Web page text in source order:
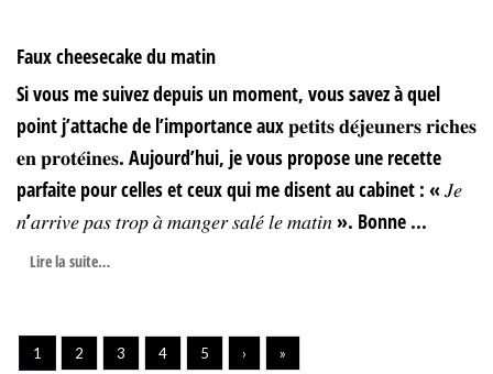
Faux cheesecake du matin
Si vous me suivez depuis un moment, vous savez à quel
point j’attache de l’importance aux 𝐩𝐞𝐭𝐢𝐭𝐬 𝐝𝐞́𝐣𝐞𝐮𝐧𝐞𝐫𝐬 𝐫𝐢𝐜𝐡𝐞𝐬
𝐞𝐧 𝐩𝐫𝐨𝐭𝐞́𝐢𝐧𝐞𝐬. Aujourd’hui, je vous propose une recette
parfaite pour celles et ceux qui me disent au cabinet : « 𝐽𝑒
𝑛’𝑎𝑟𝑟𝑖𝑣𝑒 𝑝𝑎𝑠 𝑡𝑟𝑜𝑝 𝑎̀ 𝑚𝑎𝑛𝑔𝑒𝑟 𝑠𝑎𝑙𝑒́ 𝑙𝑒 𝑚𝑎𝑡𝑖𝑛 ». Bonne ...
Lire la suite…
1 2 3 4 5 › »